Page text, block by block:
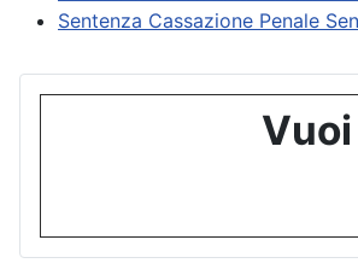
Sentenza Cassazione Penale